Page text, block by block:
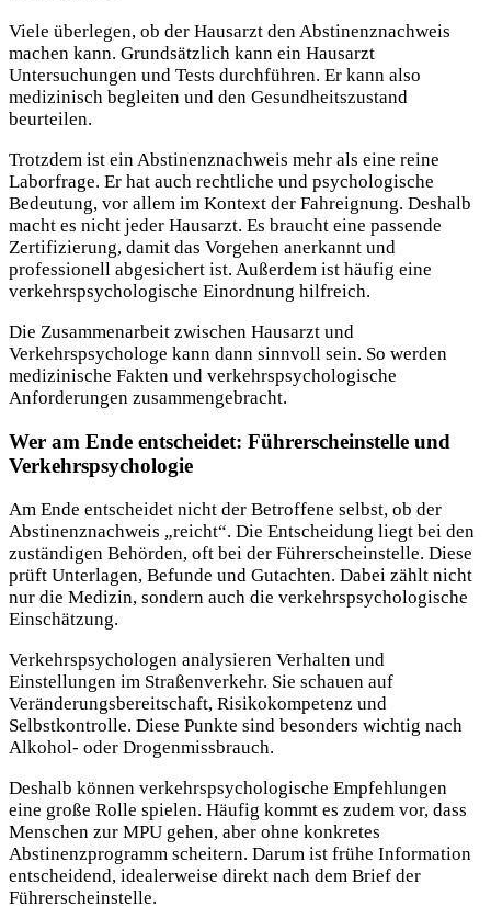
Viele überlegen, ob der Hausarzt den Abstinenznachweis
machen kann. Grundsätzlich kann ein Hausarzt
Untersuchungen und Tests durchführen. Er kann also
medizinisch begleiten und den Gesundheitszustand
beurteilen.
Trotzdem ist ein Abstinenznachweis mehr als eine reine
Laborfrage. Er hat auch rechtliche und psychologische
Bedeutung, vor allem im Kontext der Fahreignung. Deshalb
macht es nicht jeder Hausarzt. Es braucht eine passende
Zertifizierung, damit das Vorgehen anerkannt und
professionell abgesichert ist. Außerdem ist häufig eine
verkehrspsychologische Einordnung hilfreich.
Die Zusammenarbeit zwischen Hausarzt und
Verkehrspsychologe kann dann sinnvoll sein. So werden
medizinische Fakten und verkehrspsychologische
Anforderungen zusammengebracht.
Wer am Ende entscheidet: Führerscheinstelle und
Verkehrspsychologie
Am Ende entscheidet nicht der Betroffene selbst, ob der
Abstinenznachweis „reicht“. Die Entscheidung liegt bei den
zuständigen Behörden, oft bei der Führerscheinstelle. Diese
prüft Unterlagen, Befunde und Gutachten. Dabei zählt nicht
nur die Medizin, sondern auch die verkehrspsychologische
Einschätzung.
Verkehrspsychologen analysieren Verhalten und
Einstellungen im Straßenverkehr. Sie schauen auf
Veränderungsbereitschaft, Risikokompetenz und
Selbstkontrolle. Diese Punkte sind besonders wichtig nach
Alkohol- oder Drogenmissbrauch.
Deshalb können verkehrspsychologische Empfehlungen
eine große Rolle spielen. Häufig kommt es zudem vor, dass
Menschen zur MPU gehen, aber ohne konkretes
Abstinenzprogramm scheitern. Darum ist frühe Information
entscheidend, idealerweise direkt nach dem Brief der
Führerscheinstelle.